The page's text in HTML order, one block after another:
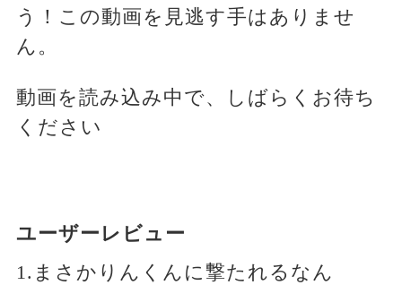
う！この動画を見逃す手はありませ
ん。
動画を読み込み中で、しばらくお待ち
ください
ユーザーレビュー
1.まさかりんくんに撃たれるなん